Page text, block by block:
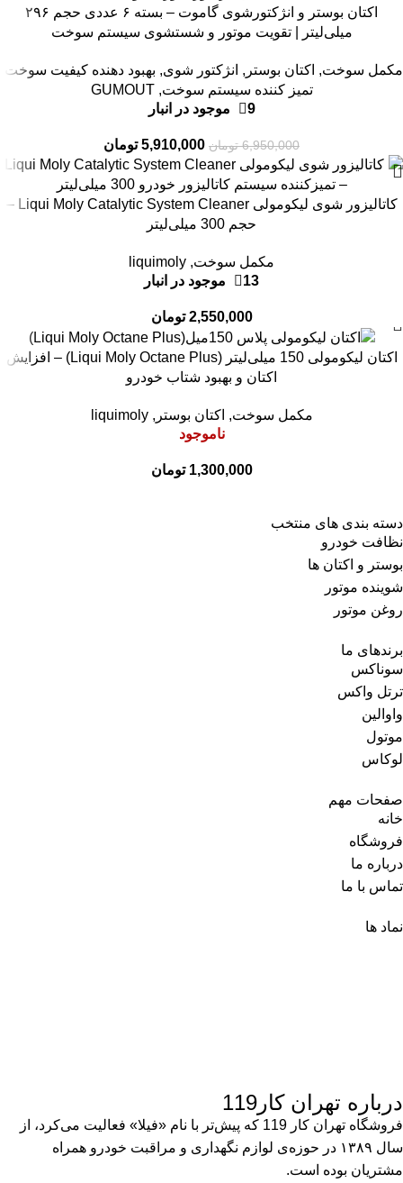
-15%
اکتان بوستر و انژکتورشوی گاموت – بسته ۶ عددی حجم ۲۹۶
میلی‌لیتر | تقویت موتور و شستشوی سیستم سوخت
مکمل سوخت, اکتان بوستر , انژکتور شوی, بهبود دهنده کیفیت سوخت
تمیز کننده سیستم سوخت,
GUMOUT
9 موجود در انبار
6,950,000 تومان 5,910,000 تومان
کاتالیزور شوی لیکومولی Liqui Moly Catalytic System Cleaner –
حجم 300 میلی‌لیتر
مکمل سوخت,
liquimoly
13 موجود در انبار
2,550,000 تومان
اکتان لیکومولی 150 میلی‌لیتر (Liqui Moly Octane Plus) – افزایش
اکتان و بهبود شتاب خودرو
مکمل سوخت, اکتان بوستر ,
liquimoly
ناموجود
1,300,000 تومان
دسته بندی های منتخب
نظافت خودرو
بوستر و اکتان ها
شوینده موتور
روغن موتور
برندهای ما
سوناکس
ترتل واکس
واوالین
موتول
لوکاس
صفحات مهم
خانه
فروشگاه
درباره ما
تماس با ما
نماد ها
درباره تهران کار119
فروشگاه تهران کار 119 که پیش‌تر با نام «فیلا» فعالیت می‌کرد، از
سال ۱۳۸۹ در حوزه‌ی لوازم نگهداری و مراقبت خودرو همراه
مشتریان بوده است.